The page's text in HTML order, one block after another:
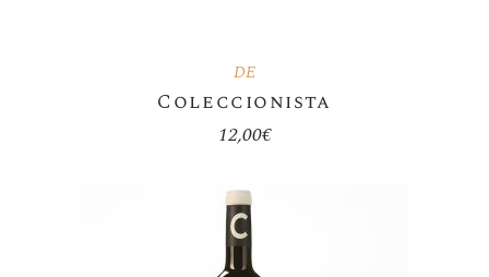
DE
Coleccionista
12,00€